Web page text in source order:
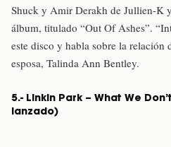
Shuck y Amir Derakh de Jullien-K
álbum, titulado “Out Of Ashes”.
este disco y habla sobre la relación
esposa, Talinda Ann Bentley.
5.- Linkin Park – What We
lanzado)